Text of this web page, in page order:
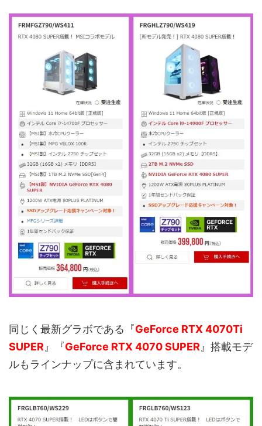
同じく最新グラボである『GeForce RTX 4070Ti
SUPER 』『GeForce RTX 4070 SUPER 』搭載モデ
ルもラインナップに含まれています。